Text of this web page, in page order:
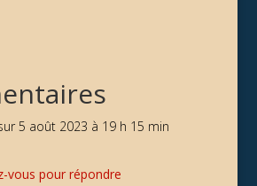
5 août 2023 à 19 h 15 min
vous pour répondre